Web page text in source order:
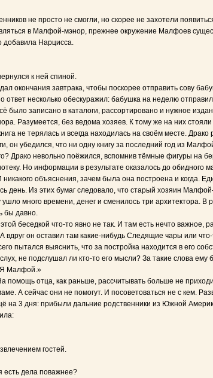
не просто не смогли, но скорее не захотели
в Малфой-мэнор, прежнее окружение Малфоев
добавила Нарцисса.
к ней спиной.
окончания завтрака, чтобы поскорее отправить сову
несколько обескуражил: бабушка на неделю
было записано в каталоги, рассортировано и нужное
Разумеется, без ведома хозяев. К тому же на них
не терялась и всегда находилась на своём месте.
он убедился, что ни одну книгу за последний год из
Драко невольно поёжился, вспомнив тёмные фигуры на
Но информации в результате оказалось до
объяснения, зачем была она построена и когда.
день. Из этих бумаг следовало, что старый хозяин
много времени, денег и сменилось три архитектора. В
бы давно.
беседкой что-то явно не так. И там есть нечто
вдруг он оставил там какие-нибудь Следящие чары или
пытался выяснить, что за постройка находится в его
не подслушал ли кто-то его мысли? За такие слова
Я Малфой.»
помощь отца, как раньше, рассчитывать больше не
А сейчас они не помогут. И посоветоваться не с кем.
на 3 дня: прибыли дальние родственники из Южной
гостей.
есть дела поважнее?